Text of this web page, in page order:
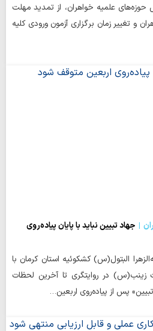
علمیه خواهران، از تمدید مهلت
و تغییر زمان برگزاری آزمون ورودی کلیه
جهاد تبیین نباید با پایان پیاده‌روی
البتول(س) کشکوئیه استان کرمان با
زینب(س) در روایتگری تا آخرین لحظات
پس از پیاده‌روی اربعین…